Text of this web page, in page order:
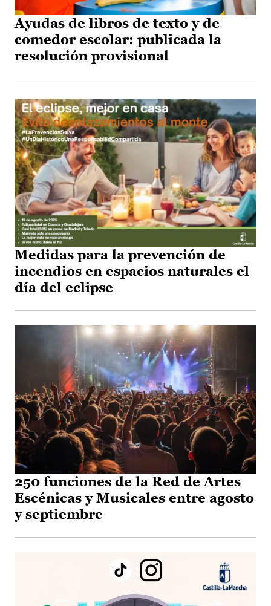
Ayudas de libros de texto y de
comedor escolar: publicada la
resolución provisional
Medidas para la prevención de
incendios en espacios naturales el
día del eclipse
250 funciones de la Red de Artes
Escénicas y Musicales entre agosto
y septiembre